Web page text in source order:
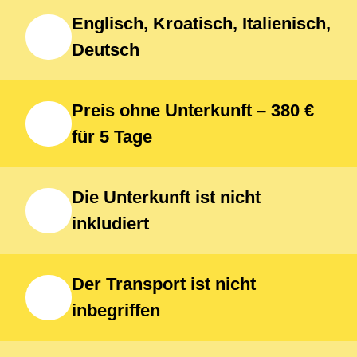
Coerver®-Trainingseinheiten, ein
Benfica-Trikot, Shorts und Socken,
Organisation und professionelle
Betreuung sowie eine
Teilnahmebescheinigung Die
Teilnehmer sollten Fußballschuhe
und Turnschuhe, sportliche
Trainingsbekleidung,
Schienbeinschoner, eine
Wasserflasche, Sonnencreme, ein
Handtuch und Wechselkleidung
Englisch, Kroatisch, Italienisch,
Deutsch
Preis ohne Unterkunft – 380 €
für 5 Tage
Die Unterkunft ist nicht
inkludiert
Der Transport ist nicht
inbegriffen